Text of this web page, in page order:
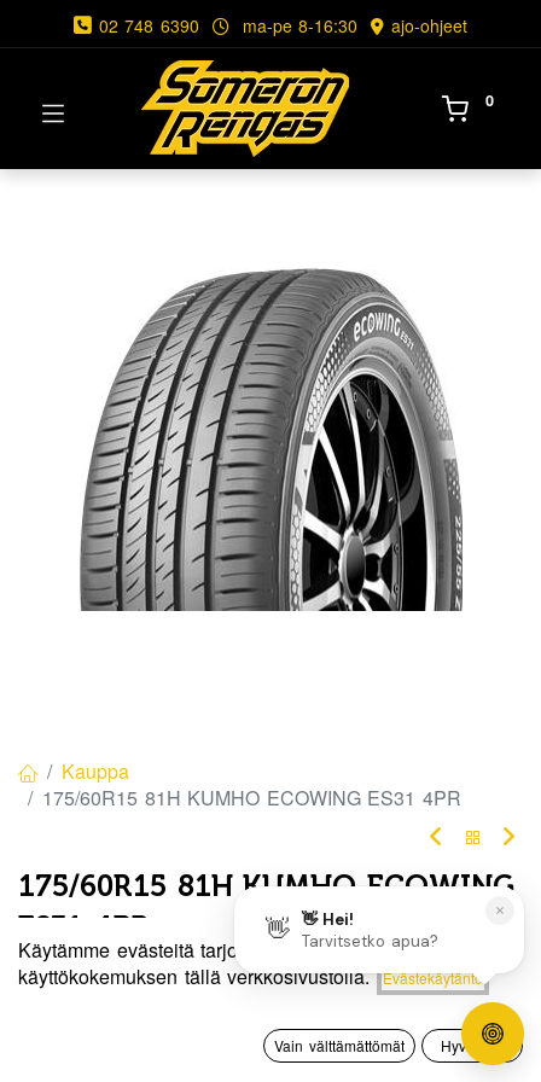
Hinta:
Lisää ostoskoriin
0
Toivelista Tili
02 748 6390 ma-pe 8-16:30 ajo-ohjeet
0
Kauppa
175/60R15 81H KUMHO ECOWING ES31 4PR
175/60R15 81H KUMHO ECOWING
ES31 4PR
EAN:8808956258603 Tuotekoodi:316077
Käytämme evästeitä tarjotaksemme sinulle paremman
käyttökokemuksen tällä verkkosivustolla.
Evästekäytäntö
Vain välttämättömät Hyväksyn